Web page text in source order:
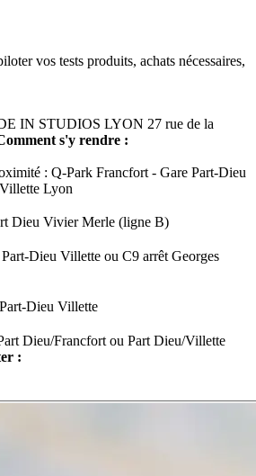
vos tests produits, achats nécessaires,
IN STUDIOS LYON 27 rue de la
s'y rendre :
: Q-Park Francfort - Gare Part-Dieu
Lyon
Dieu Vivier Merle (ligne B)
Dieu Villette ou C9 arrêt Georges
Dieu Villette
Dieu/Francfort ou Part Dieu/Villette
: